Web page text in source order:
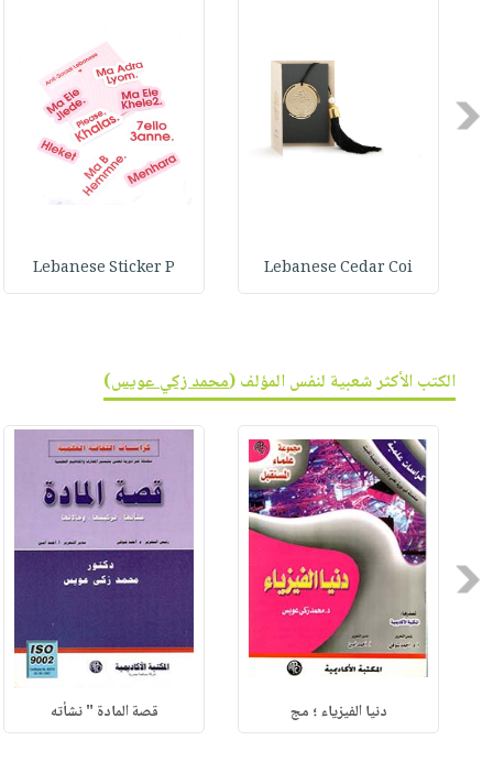
طرحها
نشرة
Previous
Lebanese Cedar Coi
Lebanese Sticker P
الكتب الأكثر شعبية لنفس المؤلف (محمد زكي عويس)
Previous
دنيا الفيزياء ؛ مج قصة المادة " نشأته